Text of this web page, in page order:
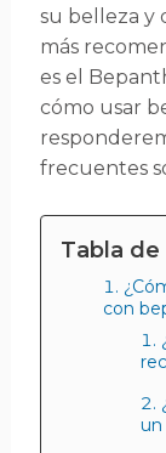
su belleza y
más
es el
cómo usar
frecuentes
Tabla
con
un